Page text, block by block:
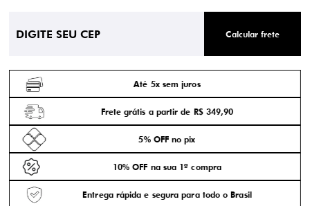
Calcular frete
Até 5x sem juros
Frete grátis a partir de R$ 349,90
5% OFF no pix
10% OFF na sua 1ª compra
Entrega rápida e segura para todo o Brasil